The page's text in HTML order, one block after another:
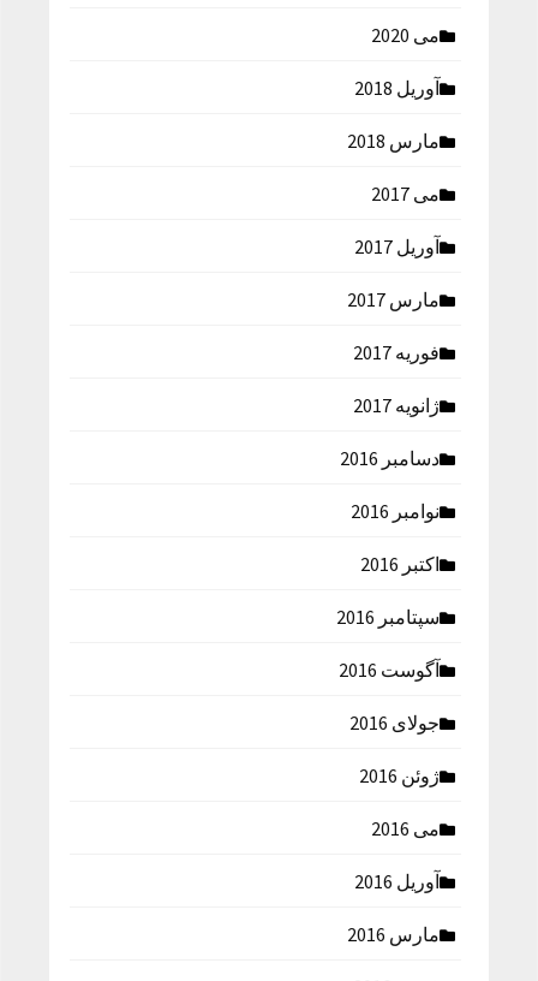
می 2020
آوریل 2018
مارس 2018
می 2017
آوریل 2017
مارس 2017
فوریه 2017
ژانویه 2017
دسامبر 2016
نوامبر 2016
اکتبر 2016
سپتامبر 2016
آگوست 2016
جولای 2016
ژوئن 2016
می 2016
آوریل 2016
مارس 2016